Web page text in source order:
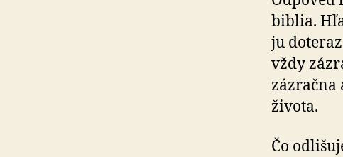
biblia.
ju
vždy
zázračna
života.
Čo